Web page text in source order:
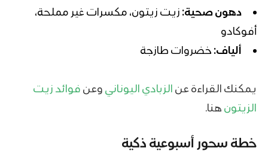
دهون صحية: زيت زيتون، مكسرات غير مملحة،
أفوكادو
ألياف:خضروات طازجة
يمكنك القراءة عن الزبادي اليوناني وعن فوائد زيت
الزيتون هنا.
خطة سحور أسبوعية ذكية